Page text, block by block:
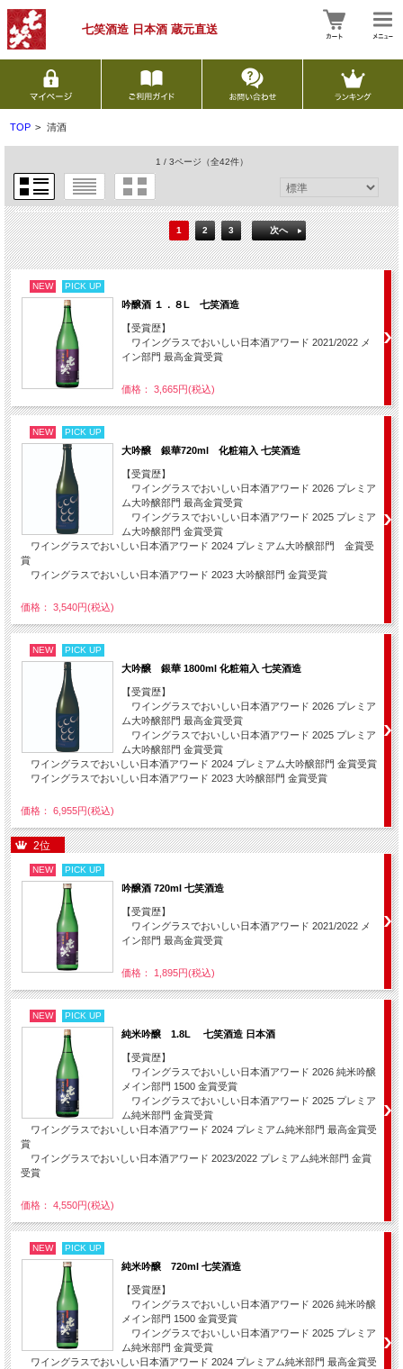
七笑酒造 日本酒 蔵元直送
TOP > 清酒
1 / 3ページ （全42件）
1 2 3 次へ
NEW PICK UP
吟醸酒 １．８L 七笑酒造
【受賞歴】
ワイングラスでおいしい日本酒アワード 2021/2022 メ
イン部門 最高金賞受賞
価格： 3,665円(税込)
NEW PICK UP
大吟醸 銀華720ml 化粧箱入 七笑酒造
【受賞歴】
ワイングラスでおいしい日本酒アワード 2026 プレミア
ム大吟醸部門 最高金賞受賞
ワイングラスでおいしい日本酒アワード 2025 プレミア
ム大吟醸部門 金賞受賞
ワイングラスでおいしい日本酒アワード 2024 プレミアム大吟醸部門 金賞受
賞
ワイングラスでおいしい日本酒アワード 2023 大吟醸部門 金賞受賞
価格： 3,540円(税込)
NEW PICK UP
大吟醸 銀華 1800ml 化粧箱入 七笑酒造
【受賞歴】
ワイングラスでおいしい日本酒アワード 2026 プレミア
ム大吟醸部門 最高金賞受賞
ワイングラスでおいしい日本酒アワード 2025 プレミア
ム大吟醸部門 金賞受賞
ワイングラスでおいしい日本酒アワード 2024 プレミアム大吟醸部門 金賞受賞
ワイングラスでおいしい日本酒アワード 2023 大吟醸部門 金賞受賞
価格： 6,955円(税込)
2位
NEW PICK UP
吟醸酒 720ml 七笑酒造
【受賞歴】
ワイングラスでおいしい日本酒アワード 2021/2022 メ
イン部門 最高金賞受賞
価格： 1,895円(税込)
NEW PICK UP
純米吟醸 1.8L 七笑酒造 日本酒
【受賞歴】
ワイングラスでおいしい日本酒アワード 2026 純米吟醸
メイン部門 1500 金賞受賞
ワイングラスでおいしい日本酒アワード 2025 プレミア
ム純米部門 金賞受賞
ワイングラスでおいしい日本酒アワード 2024 プレミアム純米部門 最高金賞受
賞
ワイングラスでおいしい日本酒アワード 2023/2022 プレミアム純米部門 金賞
受賞
価格： 4,550円(税込)
NEW PICK UP
純米吟醸 720ml 七笑酒造
【受賞歴】
ワイングラスでおいしい日本酒アワード 2026 純米吟醸
メイン部門 1500 金賞受賞
ワイングラスでおいしい日本酒アワード 2025 プレミア
ム純米部門 金賞受賞
ワイングラスでおいしい日本酒アワード 2024 プレミアム純米部門 最高金賞受